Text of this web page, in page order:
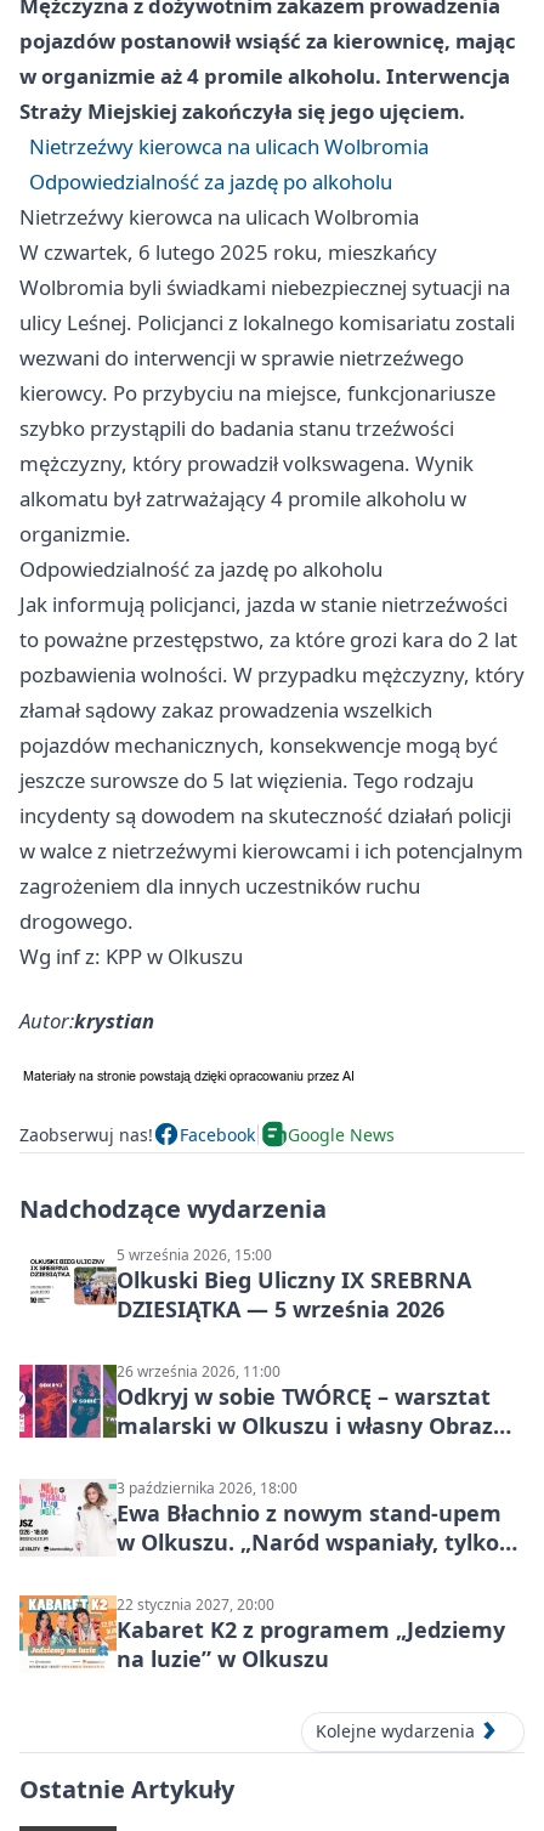
Mężczyzna z dożywotnim zakazem prowadzenia
pojazdów postanowił wsiąść za kierownicę, mając
w organizmie aż 4 promile alkoholu. Interwencja
Straży Miejskiej zakończyła się jego ujęciem.
Nietrzeźwy kierowca na ulicach Wolbromia
Odpowiedzialność za jazdę po alkoholu
Nietrzeźwy kierowca na ulicach Wolbromia
W czwartek, 6 lutego 2025 roku, mieszkańcy
Wolbromia byli świadkami niebezpiecznej sytuacji na
ulicy Leśnej. Policjanci z lokalnego komisariatu zostali
wezwani do interwencji w sprawie nietrzeźwego
kierowcy. Po przybyciu na miejsce, funkcjonariusze
szybko przystąpili do badania stanu trzeźwości
mężczyzny, który prowadził volkswagena. Wynik
alkomatu był zatrważający 4 promile alkoholu w
organizmie.
Odpowiedzialność za jazdę po alkoholu
Jak informują policjanci, jazda w stanie nietrzeźwości
to poważne przestępstwo, za które grozi kara do 2 lat
pozbawienia wolności. W przypadku mężczyzny, który
złamał sądowy zakaz prowadzenia wszelkich
pojazdów mechanicznych, konsekwencje mogą być
jeszcze surowsze do 5 lat więzienia. Tego rodzaju
incydenty są dowodem na skuteczność działań policji
w walce z nietrzeźwymi kierowcami i ich potencjalnym
zagrożeniem dla innych uczestników ruchu
drogowego.
Wg inf z: KPP w Olkuszu
Autor:krystian
Zaobserwuj nas! Facebook Google News
Nadchodzące wydarzenia
5 września 2026, 15:00
Olkuski Bieg Uliczny IX SREBRNA
DZIESIĄTKA — 5 września 2026
26 września 2026, 11:00
Odkryj w sobie TWÓRCĘ – warsztat
malarski w Olkuszu i własny Obraz
3 października 2026, 18:00
Ewa Błachnio z nowym stand-upem
w Olkuszu. „Naród wspaniały, tylko
22 stycznia 2027, 20:00
Kabaret K2 z programem „Jedziemy
na luzie” w Olkuszu
Kolejne wydarzenia
Ostatnie Artykuły